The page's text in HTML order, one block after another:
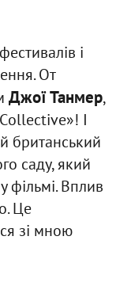
і
От
Джої Танмер,
І
британський
саду, який
фільмі. Вплив
Це
зі мною